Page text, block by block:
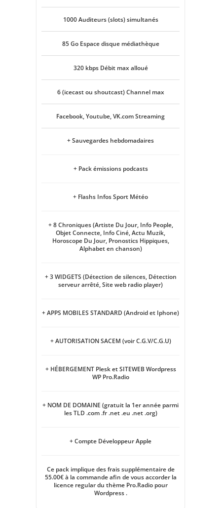
1000 Auditeurs (slots) simultanés
85 Go Espace disque médiathèque
320 kbps Débit max alloué
6 (icecast ou shoutcast) Channel max
Facebook, Youtube, VK.com Streaming
+ Sauvegardes hebdomadaires
+ Pack émissions podcasts
+ Flashs Infos Sport Météo
+ 8 Chroniques (Artiste Du Jour, Info People,
Objet Connecte, Info Ciné, Actu Muzik,
Horoscope Du Jour, Pronostics Hippiques,
Alphabet en chanson)
+ 3 WIDGETS (Détection de silences, Détection
serveur arrêté, Site web radio player)
+ APPS MOBILES STANDARD (Android et Iphone)
+ AUTORISATION SACEM (voir C.G.V/C.G.U)
+ HÉBERGEMENT Plesk et SITEWEB Wordpress
WP Pro.Radio
+ NOM DE DOMAINE (gratuit la 1er année parmi
les TLD .com .fr .net .eu .net .org)
+ Compte Développeur Apple
Ce pack implique des frais supplémentaire de
55.00€ à la commande afin de vous accorder la
licence regular du thème Pro.Radio pour
Wordpress .